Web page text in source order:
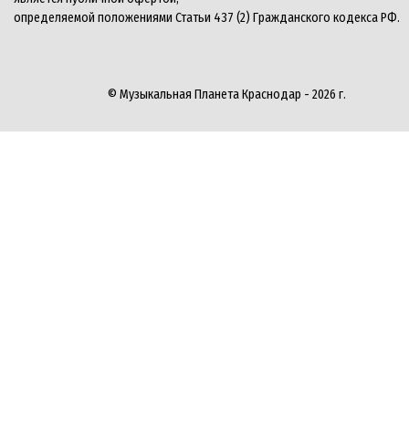
определяемой положениями Статьи 437 (2) Гражданского кодекса РФ.
© Музыкальная Планета Краснодар - 2026 г.